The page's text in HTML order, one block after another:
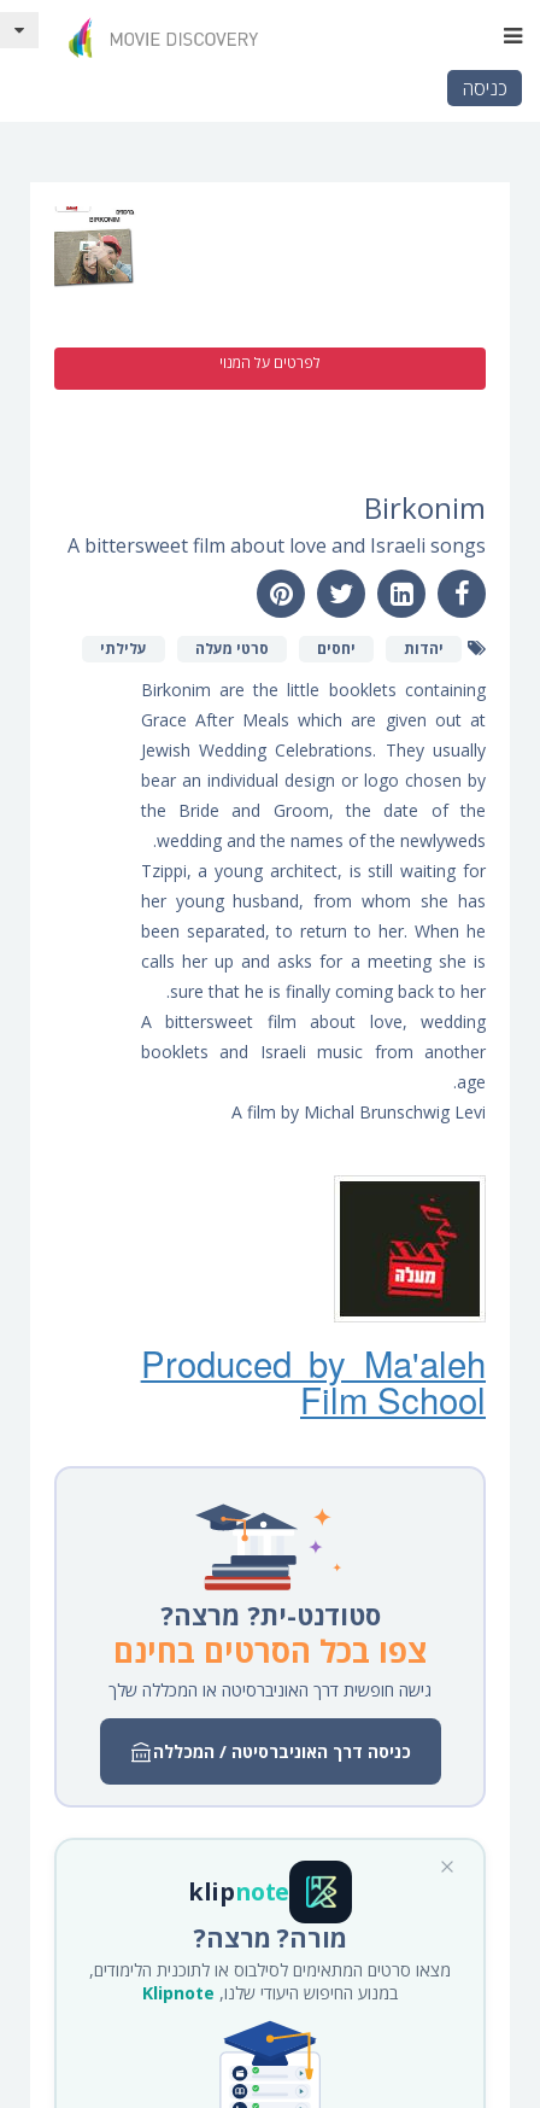
כניסה
לפרטים על המנוי
Birkonim
A bittersweet film about love and Israeli songs
יהדות יחסים סרטי מעלה עלילתי
Birkonim are the little booklets containing
Grace After Meals which are given out at
Jewish Wedding Celebrations. They usually
bear an individual design or logo chosen by
the Bride and Groom, the date of the
wedding and the names of the newlyweds.
Tzippi, a young architect, is still waiting for
her young husband, from whom she has
been separated, to return to her. When he
calls her up and asks for a meeting she is
sure that he is finally coming back to her.
A bittersweet film about love, wedding
booklets and Israeli music from another
age.
A film by Michal Brunschwig Levi
Produced by Ma'aleh
Film School
סטודנט-ית? מרצה?
צפו בכל הסרטים בחינם
גישה חופשית דרך האוניברסיטה או המכללה שלך
כניסה דרך האוניברסיטה / המכללה
klipnote
מורה? מרצה?
מצאו סרטים המתאימים לסילבוס או לתוכנית הלימודים,
במנוע החיפוש היעודי שלנו, Klipnote